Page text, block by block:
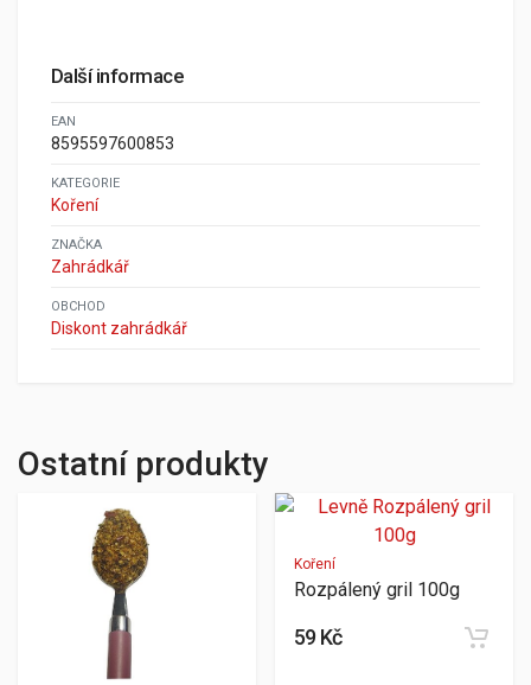
Další informace
EAN
8595597600853
KATEGORIE
Koření
ZNAČKA
Zahrádkář
OBCHOD
Diskont zahrádkář
Ostatní produkty
Koření
Rozpálený gril 100g
59 Kč